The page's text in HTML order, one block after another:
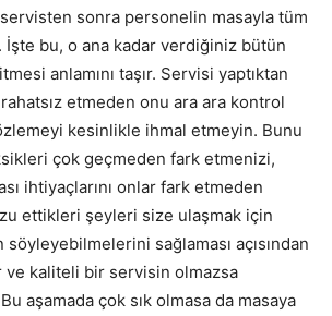
sonra personelin masayla tüm
İşte bu, o ana kadar verdiğiniz bütün
anlamını taşır. Servisi yaptıktan
etmeden onu ara ara kontrol
kesinlikle ihmal etmeyin. Bunu
çok geçmeden fark etmenizi,
ihtiyaçlarını onlar fark etmeden
ettikleri şeyleri size ulaşmak için
sağlaması açısından
kaliteli bir servisin olmazsa
aşamada çok sık olmasa da masaya